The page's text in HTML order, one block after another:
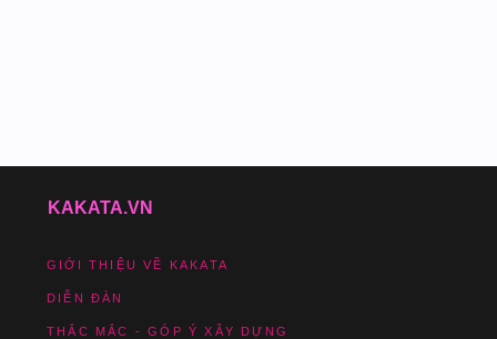
KAKATA.VN
GIỚI THIỆU VỀ KAKATA
DIỄN ĐÀN
THẮC MẮC - GÓP Ý XÂY DỰNG